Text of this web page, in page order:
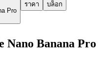
Pro
ราคา บล็อก
Nano Banana Pro